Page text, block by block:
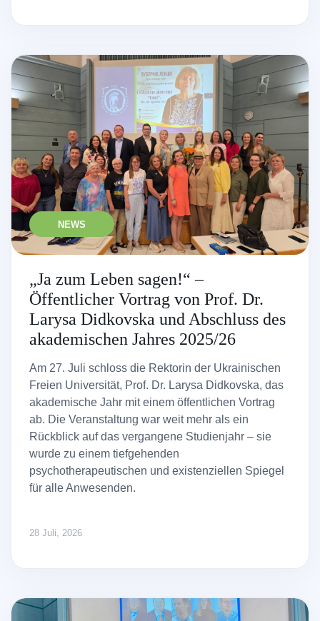
NEWS
„Ja zum Leben sagen!“ –
Öffentlicher Vortrag von Prof. Dr.
Larysa Didkovska und Abschluss des
akademischen Jahres 2025/26
Am 27. Juli schloss die Rektorin der Ukrainischen
Freien Universität, Prof. Dr. Larysa Didkovska, das
akademische Jahr mit einem öffentlichen Vortrag
ab. Die Veranstaltung war weit mehr als ein
Rückblick auf das vergangene Studienjahr – sie
wurde zu einem tiefgehenden
psychotherapeutischen und existenziellen Spiegel
für alle Anwesenden.
28 Juli, 2026